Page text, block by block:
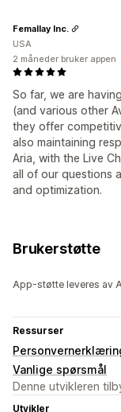
So far, we are
(and various other
they offer
also maintaining
Aria, with the Live
all of our questions
and optimization.
Femallay Inc.
USA
2 måneder bruker appen
Brukerstøtte
App-støtte leveres av
Ressurser
Vanlige spørsmål
Denne utvikleren
Utvikler